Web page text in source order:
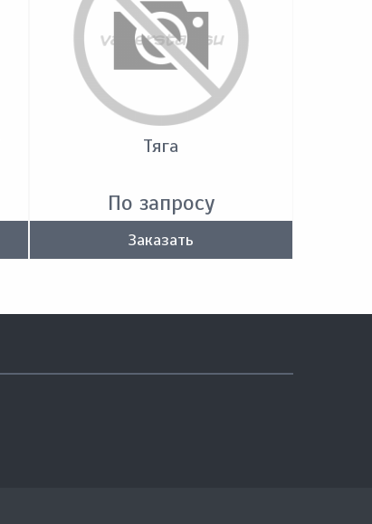
Тяга
По запросу
Заказать